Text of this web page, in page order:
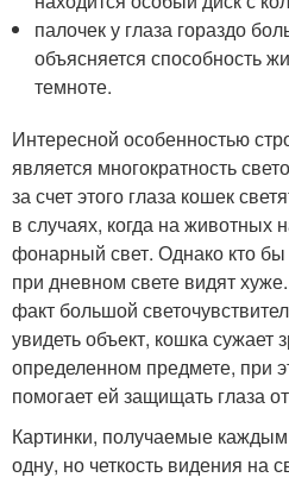
палочек у глаза гораздо
объясняется способность
темноте.
Интересной особенностью
является многократность
за счет этого глаза кошек
в случаях, когда на животных
фонарный свет. Однако кто бы
при дневном свете видят
факт большой
увидеть объект, кошка сужает
определенном предмете, при
помогает ей защищать глаза
Картинки, получаемые
одну, но четкость видения на